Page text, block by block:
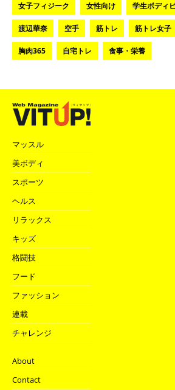
女子フィジーク 女性向け 学生ボディ
渡辺華奈 空手 筋トレ 筋トレ女子
胸肉365 自宅トレ 食事・栄養
マッスル
美ボディ
スポーツ
ヘルス
リラックス
キッズ
格闘技
フード
ファッション
連載
チャレンジ
About
Contact